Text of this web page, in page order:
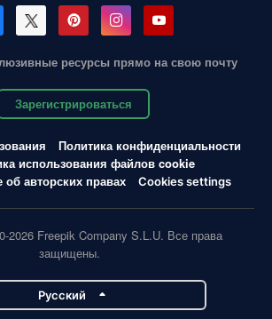
ресурсы прямо на свою почту
Зарегистрироваться
Политика конфиденциальности
использования файлов cookie
авторских правах
Cookies settings
2026 Freepik Company S.L.U. Все права
защищены.
Pусский